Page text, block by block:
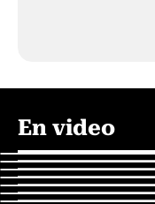
En video